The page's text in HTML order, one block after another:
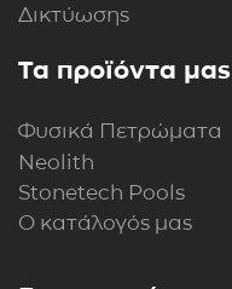
Δικτύωσης
Τα προϊόντα μας
Φυσικά Πετρώματα
Neolith
Stonetech Pools
Ο κατάλογός μας